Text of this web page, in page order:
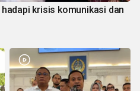
krisis komunikasi dan